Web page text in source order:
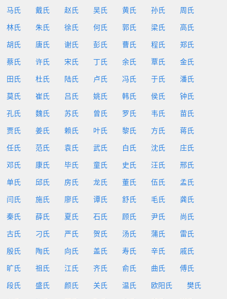
马氏 戴氏 赵氏 吴氏 黄氏 孙氏 周氏
林氏 朱氏 徐氏 何氏 郭氏 梁氏 高氏
胡氏 唐氏 谢氏 彭氏 曹氏 程氏 郑氏
蔡氏 许氏 宋氏 丁氏 余氏 覃氏 金氏
田氏 杜氏 陆氏 卢氏 冯氏 于氏 潘氏
莫氏 崔氏 吕氏 姚氏 韩氏 侯氏 钟氏
孔氏 魏氏 苏氏 曾氏 罗氏 韦氏 苗氏
贾氏 姜氏 赖氏 叶氏 黎氏 方氏 蒋氏
任氏 范氏 袁氏 武氏 白氏 沈氏 庄氏
邓氏 康氏 毕氏 童氏 史氏 汪氏 邢氏
单氏 邱氏 房氏 龙氏 董氏 伍氏 孟氏
闫氏 施氏 廖氏 谭氏 舒氏 毛氏 龚氏
秦氏 薛氏 夏氏 石氏 顾氏 尹氏 尚氏
古氏 刁氏 严氏 贺氏 汤氏 蒲氏 雷氏
殷氏 陶氏 向氏 盖氏 寿氏 辛氏 戚氏
旷氏 祖氏 江氏 齐氏 俞氏 曲氏 傅氏
段氏 盛氏 颜氏 关氏 温氏 欧阳氏 樊氏